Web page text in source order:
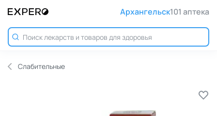
Архангельск101 аптека
Слабительные